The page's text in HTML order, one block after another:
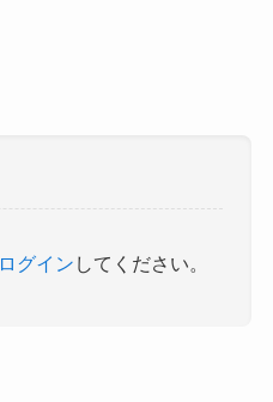
ログイン してください。